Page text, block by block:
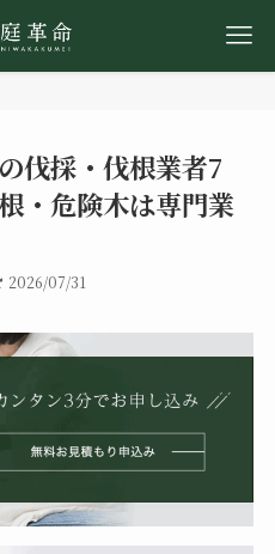
伐採・伐根業者7
・危険木は専門業
2026/07/31